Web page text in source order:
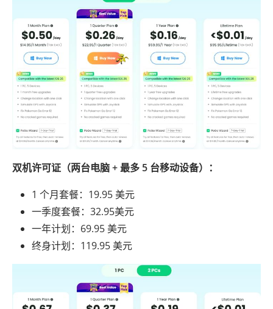
双机许可证（两台电脑 + 最多 5 台移动设备）：
1 个月套餐：19.95 美元
一季度套餐：32.95美元
一年计划：69.95 美元
终身计划：119.95 美元